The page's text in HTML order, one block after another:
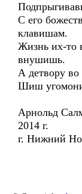
С его
клавишам.
Жизнь их-то
внушишь.
А детвору во
Шиш
Арнольд
2014 г.
г. Нижний